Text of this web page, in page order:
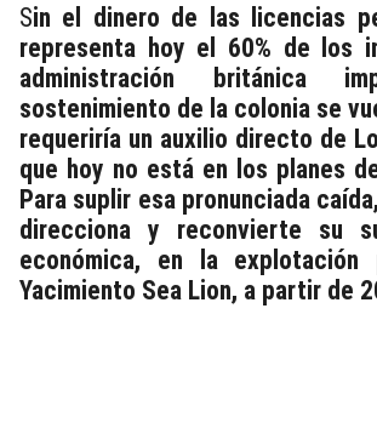
Sin el dinero de las licencias
representa hoy el 60% de los
administración británica
sostenimiento de la colonia se
requeriría un auxilio directo de
que hoy no está en los planes
Para suplir esa pronunciada
direcciona y reconvierte su
económica, en la explotación
Yacimiento Sea Lion, a partir de